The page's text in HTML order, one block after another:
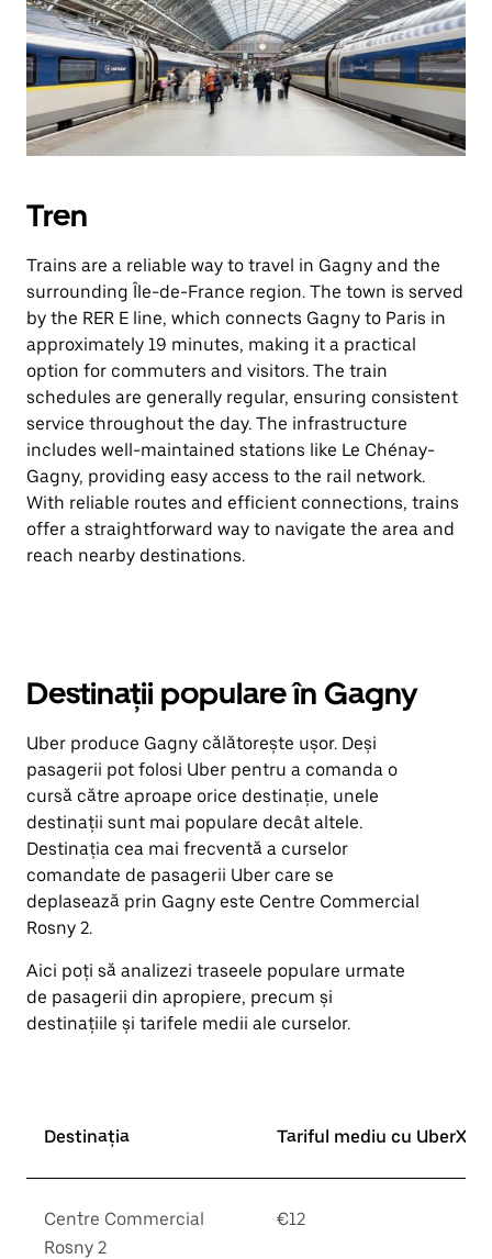
Tren
Trains are a reliable way to travel in Gagny and the
surrounding Île-de-France region. The town is served
by the RER E line, which connects Gagny to Paris in
approximately 19 minutes, making it a practical
option for commuters and visitors. The train
schedules are generally regular, ensuring consistent
service throughout the day. The infrastructure
includes well-maintained stations like Le Chénay-
Gagny, providing easy access to the rail network.
With reliable routes and efficient connections, trains
offer a straightforward way to navigate the area and
reach nearby destinations.
Destinații populare în Gagny
Uber produce Gagny călătorește ușor. Deși
pasagerii pot folosi Uber pentru a comanda o
cursă către aproape orice destinație, unele
destinații sunt mai populare decât altele.
Destinația cea mai frecventă a curselor
comandate de pasagerii Uber care se
deplasează prin Gagny este Centre Commercial
Rosny 2.
Aici poți să analizezi traseele populare urmate
de pasagerii din apropiere, precum și
destinațiile și tarifele medii ale curselor.
Destinația Tariful mediu cu UberX*
Centre Commercial
Rosny 2
€12